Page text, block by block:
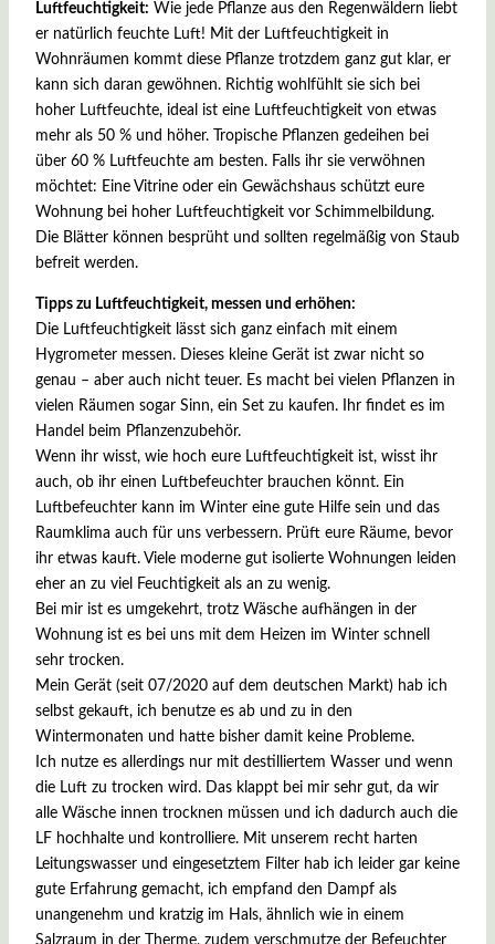
Luftfeuchtigkeit: Wie jede Pflanze aus den Regenwäldern liebt
er natürlich feuchte Luft! Mit der Luftfeuchtigkeit in
Wohnräumen kommt diese Pflanze trotzdem ganz gut klar, er
kann sich daran gewöhnen. Richtig wohlfühlt sie sich bei
hoher Luftfeuchte, ideal ist eine Luftfeuchtigkeit von etwas
mehr als 50 % und höher. Tropische Pflanzen gedeihen bei
über 60 % Luftfeuchte am besten. Falls ihr sie verwöhnen
möchtet: Eine Vitrine oder ein Gewächshaus schützt eure
Wohnung bei hoher Luftfeuchtigkeit vor Schimmelbildung.
Die Blätter können besprüht und sollten regelmäßig von Staub
befreit werden.
Tipps zu Luftfeuchtigkeit, messen und erhöhen:
Die Luftfeuchtigkeit lässt sich ganz einfach mit einem
Hygrometer messen. Dieses kleine Gerät ist zwar nicht so
genau – aber auch nicht teuer. Es macht bei vielen Pflanzen in
vielen Räumen sogar Sinn, ein Set zu kaufen. Ihr findet es im
Handel beim Pflanzenzubehör.
Wenn ihr wisst, wie hoch eure Luftfeuchtigkeit ist, wisst ihr
auch, ob ihr einen Luftbefeuchter brauchen könnt. Ein
Luftbefeuchter kann im Winter eine gute Hilfe sein und das
Raumklima auch für uns verbessern. Prüft eure Räume, bevor
ihr etwas kauft. Viele moderne gut isolierte Wohnungen leiden
eher an zu viel Feuchtigkeit als an zu wenig.
Bei mir ist es umgekehrt, trotz Wäsche aufhängen in der
Wohnung ist es bei uns mit dem Heizen im Winter schnell
sehr trocken.
Mein Gerät (seit 07/2020 auf dem deutschen Markt) hab ich
selbst gekauft, ich benutze es ab und zu in den
Wintermonaten und hatte bisher damit keine Probleme.
Ich nutze es allerdings nur mit destilliertem Wasser und wenn
die Luft zu trocken wird. Das klappt bei mir sehr gut, da wir
alle Wäsche innen trocknen müssen und ich dadurch auch die
LF hochhalte und kontrolliere. Mit unserem recht harten
Leitungswasser und eingesetztem Filter hab ich leider gar keine
gute Erfahrung gemacht, ich empfand den Dampf als
unangenehm und kratzig im Hals, ähnlich wie in einem